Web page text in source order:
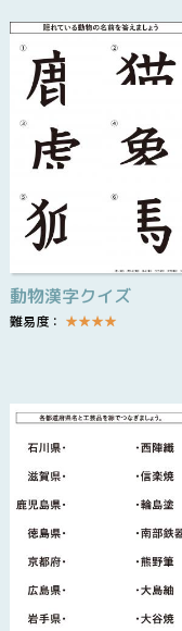
動物漢字クイズ
難易度： ★★★★